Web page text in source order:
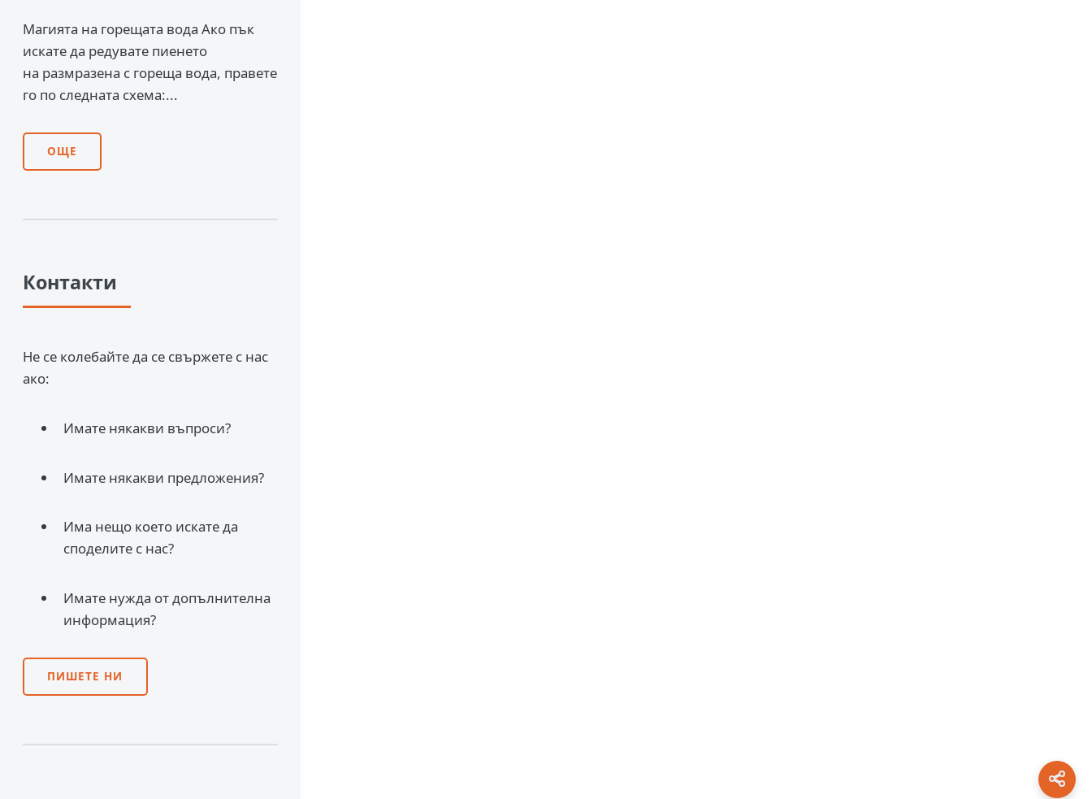
Магията на горещата вода Ако пък
искате да редувате пиенето
на размразена с гореща вода, правете
го по следната схема:...
ОЩЕ
Контакти
Не се колебайте да се свържете с нас
ако:
Имате някакви въпроси?
Имате някакви предложения?
Има нещо което искате да
споделите с нас?
Имате нужда от допълнителна
информация?
ПИШЕТЕ НИ